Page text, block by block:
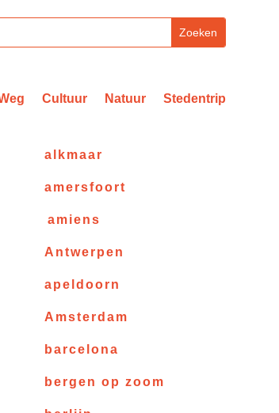
Cultuur Natuur Stedentrip
alkmaar
amersfoort
amiens
Antwerpen
apeldoorn
Amsterdam
barcelona
bergen op zoom